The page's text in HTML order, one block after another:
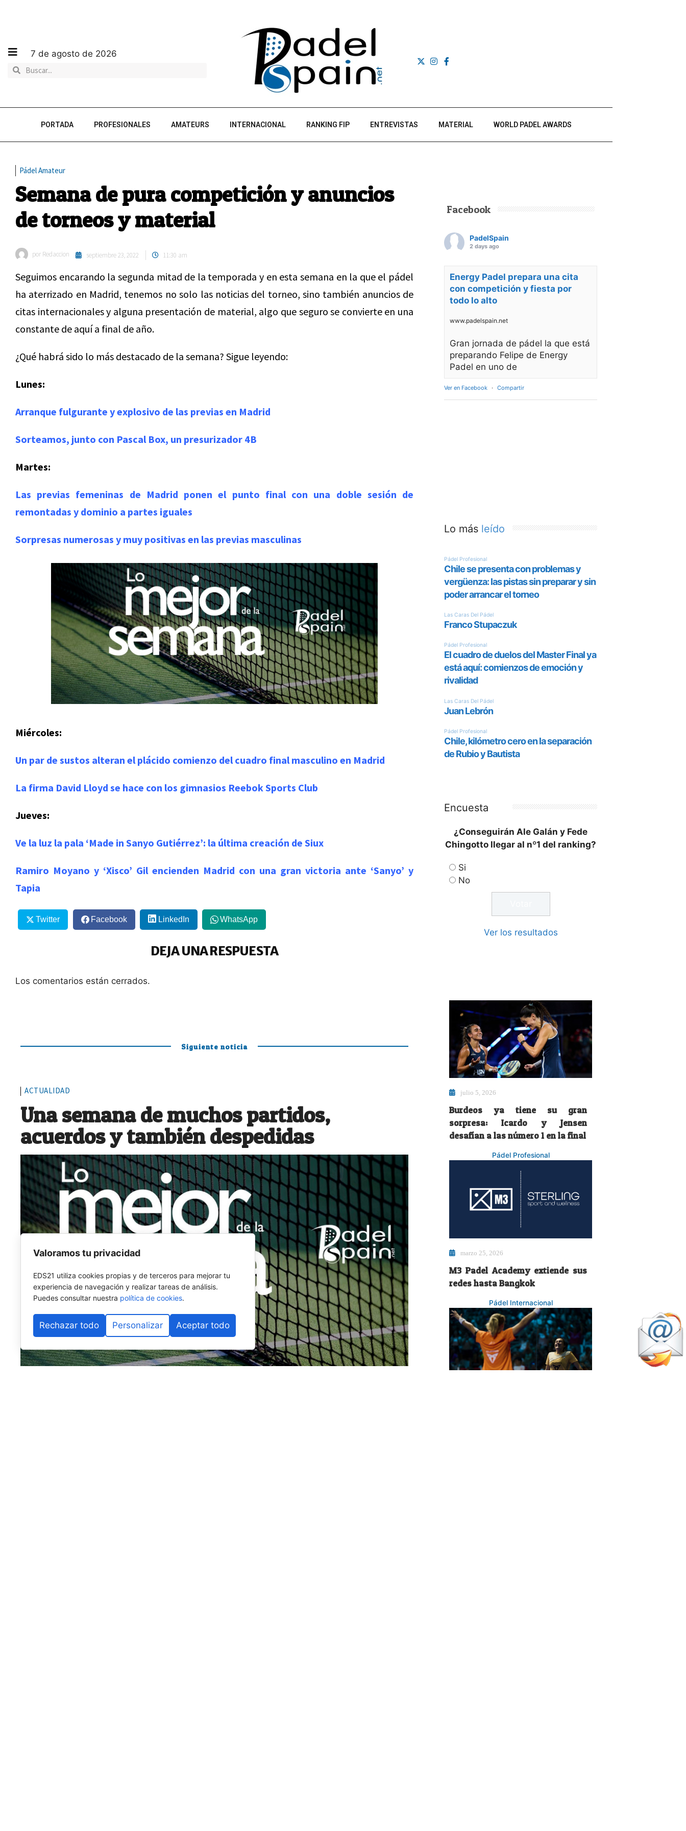
7 de agosto de 2026
PORTADA PROFESIONALES AMATEURS INTERNACIONAL RANKING FIP ENTREVISTAS MATERIAL WORLD PADEL AWARDS
Pádel Amateur
Semana de pura competición y anuncios
de torneos y material
por Redaccion septiembre 23, 2022 11:30 am
Seguimos encarando la segunda mitad de la temporada y en esta semana en la que el pádel
ha aterrizado en Madrid, tenemos no solo las noticias del torneo, sino también anuncios de
citas internacionales y alguna presentación de material, algo que seguro se convierte en una
constante de aquí a final de año.
¿Qué habrá sido lo más destacado de la semana? Sigue leyendo:
Lunes:
Arranque fulgurante y explosivo de las previas en Madrid
Sorteamos, junto con Pascal Box, un presurizador 4B
Martes:
Las previas femeninas de Madrid ponen el punto final con una doble sesión de
remontadas y dominio a partes iguales
Sorpresas numerosas y muy positivas en las previas masculinas
Miércoles:
Un par de sustos alteran el plácido comienzo del cuadro final masculino en Madrid
La firma David Lloyd se hace con los gimnasios Reebok Sports Club
Jueves:
Ve la luz la pala ‘Made in Sanyo Gutiérrez’: la última creación de Siux
Ramiro Moyano y ‘Xisco’ Gil encienden Madrid con una gran victoria ante ‘Sanyo’ y
Tapia
Twitter Facebook LinkedIn WhatsApp
DEJA UNA RESPUESTA
Los comentarios están cerrados.
Siguiente noticia
ACTUALIDAD
Una semana de muchos partidos,
acuerdos y también despedidas
Facebook
PadelSpain
2 days ago
Energy Padel prepara una cita
con competición y fiesta por
todo lo alto
www.padelspain.net
Gran jornada de pádel la que está
preparando Felipe de Energy
Padel en uno de
Ver en Facebook · Compartir
Lo más leído
Encuesta
¿Conseguirán Ale Galán y Fede
Chingotto llegar al nº1 del ranking?
Si
No
Ver los resultados
julio 5, 2026
Burdeos ya tiene su gran
sorpresa: Icardo y Jensen
desafían a las número 1 en la final
Pádel Profesional
marzo 25, 2026
M3 Padel Academy extiende sus
redes hasta Bangkok
Pádel Internacional
Valoramos tu privacidad
EDS21 utiliza cookies propias y de terceros para mejorar tu
experiencia de navegación y realizar tareas de análisis.
Puedes consultar nuestra política de cookies.
Rechazar todo Personalizar Aceptar todo